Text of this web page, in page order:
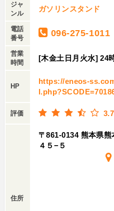
ジャ
ンル
ガソリンスタンド
電話
番号
096-275-1011
営業
時間
[木金土日月火水] 24
HP
https://eneos-
評価 3.7
住所
〒861-0134 熊本県
４５−５